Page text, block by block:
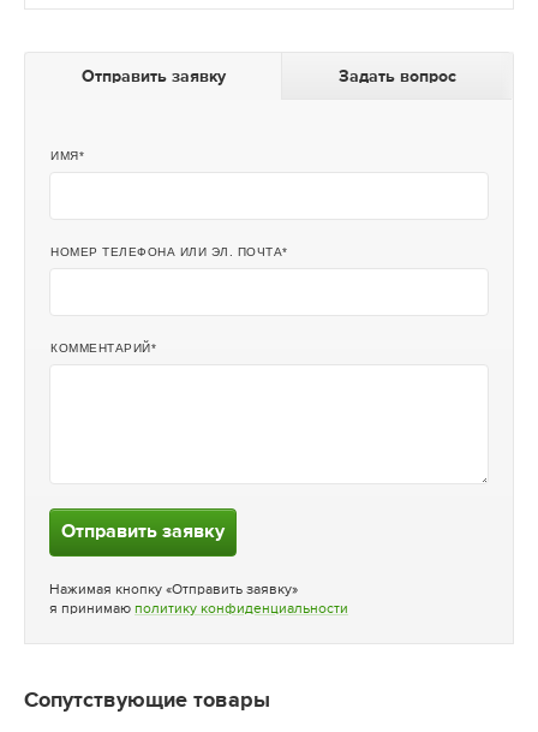
Отправить заявку Задать вопрос
ИМЯ
НОМЕР ТЕЛЕФОНА ИЛИ ЭЛ. ПОЧТА
КОММЕНТАРИЙ
Отправить заявку
Нажимая кнопку «Отправить заявку»
я принимаю политику конфиденциальности
Сопутствующие товары